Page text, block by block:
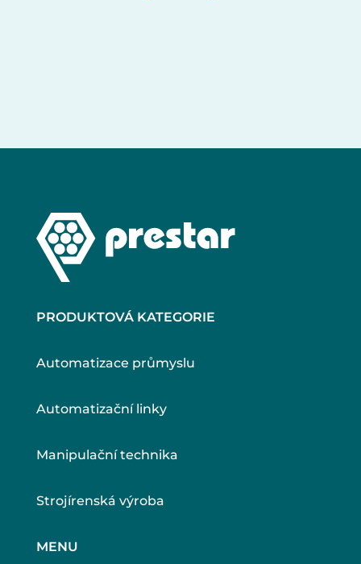
PRODUKTOVÁ KATEGORIE
Automatizace průmyslu
Automatizační linky
Manipulační technika
Strojírenská výroba
MENU